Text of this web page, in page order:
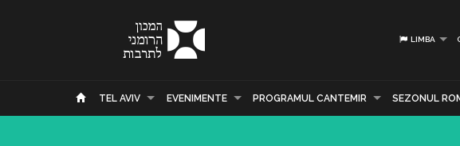
LIMBA
TEL AVIV EVENIMENTE PROGRAMUL CANTEMIR SEZONUL